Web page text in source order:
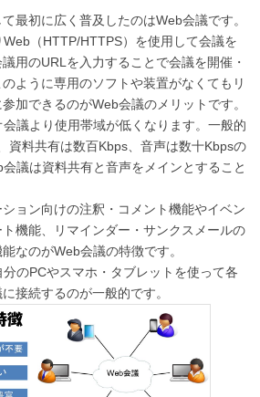
最初に広く普及したのはWeb会議です。
（HTTP/HTTPS）を使用して会議を
用のURLを入力することで会議を開催・
ように専用のソフトや装置がなくてもリ
加できるのがWeb会議のメリットです。
議より使用帯域が低くなります。一般的
資料共有は数百Kbps、音声は数十Kbpsの
議は資料共有と音声をメインとすること
ョン向けの注釈・コメント機能やイベン
ト機能、リマインダー・サンクスメールの
なのがWeb会議の特徴です。
のPCやスマホ・タブレットを使って各
接続するのが一般的です。